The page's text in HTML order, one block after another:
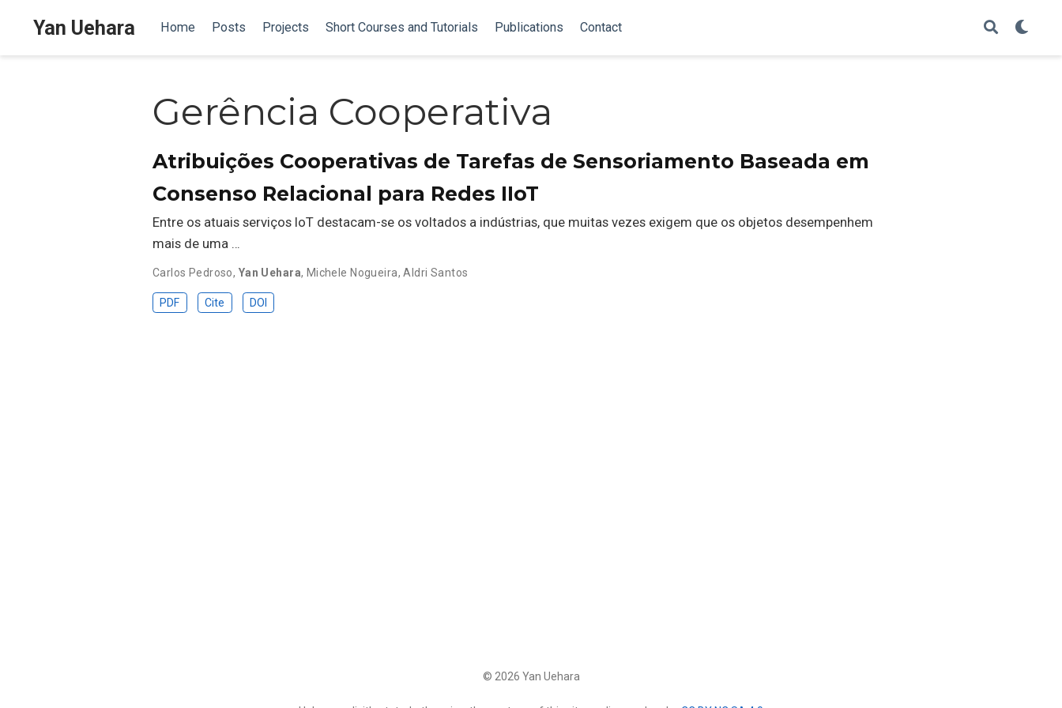
Yan Uehara Home Posts Projects Short Courses and Tutorials Publications Contact
Gerência Cooperativa
Atribuições Cooperativas de Tarefas de Sensoriamento Baseada em
Consenso Relacional para Redes IIoT
Entre os atuais serviços IoT destacam-se os voltados a indústrias, que muitas vezes exigem que os objetos desempenhem
mais de uma …
Carlos Pedroso, Yan Uehara, Michele Nogueira,Aldri Santos
PDF Cite DOI
© 2026 Yan Uehara